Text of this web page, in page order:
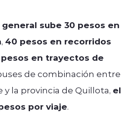
sube 30 pesos en
, 40 pesos en recorridos
en trayectos de
de combinación entre
y la provincia de Quillota, el
por viaje.